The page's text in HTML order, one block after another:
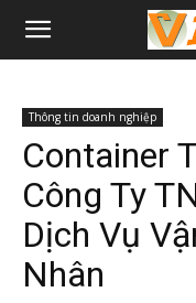
Thông tin doanh nghiệp
Container
Công Ty
Dịch Vụ
Nhân